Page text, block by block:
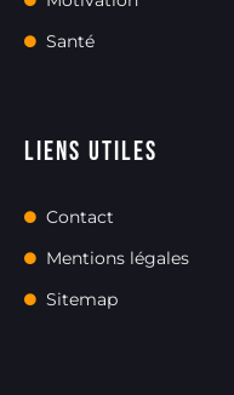
Santé
Liens utiles
Contact
Mentions légales
Sitemap